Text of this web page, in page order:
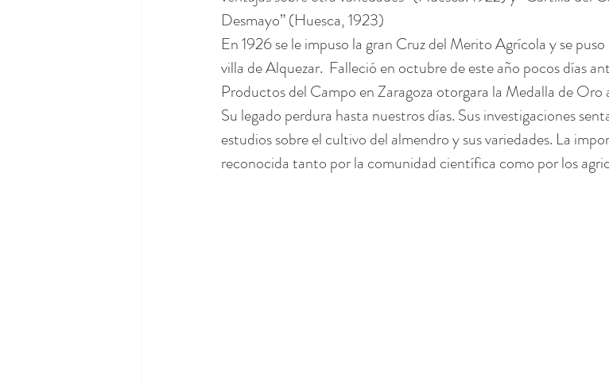
Desmayo” (Huesca, 1923)
En 1926 se le impuso la gran Cruz del Merito Agrícola y se
villa de Alquezar.  Falleció en octubre de este año pocos días
Productos del Campo en Zaragoza otorgara la Medalla de Oro
Su legado perdura hasta nuestros días. Sus investigaciones
estudios sobre el cultivo del almendro y sus variedades. La
reconocida tanto por la comunidad científica como por los